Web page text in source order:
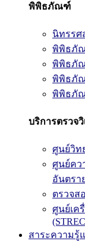
พิพิธภัณฑ์
นิทรรศ
พิพิธภั
พิพิธภั
พิพิธภั
พิพิธภั
บริการตรวจ
ศูนย์วิท
ศูนย์คว
อันตรา
ตรวจส
ศูนย์เค
สาระความรู้